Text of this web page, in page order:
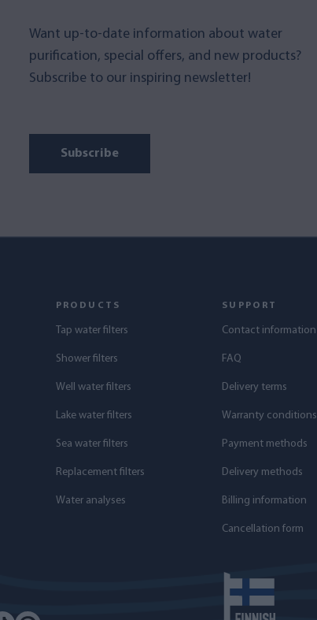
Want up-to-date information about water
purification, special offers, and new products?
Subscribe to our inspiring newsletter!
Subscribe
PRODUCTS
Tap water filters
Shower filters
Well water filters
Lake water filters
Sea water filters
Replacement filters
Water analyses
SUPPORT
Contact information
FAQ
Delivery terms
Warranty conditions
Payment methods
Delivery methods
Billing information
Cancellation form